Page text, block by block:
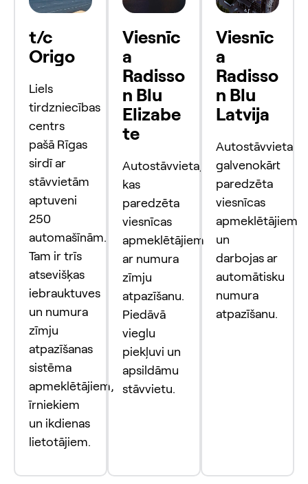
t/c
Origo
Liels
tirdzniecības
centrs
pašā Rīgas
sirdī ar
stāvvietām
aptuveni
250
automašīnām.
Tam ir trīs
atsevišķas
iebrauktuves
un numura
zīmju
atpazīšanas
sistēma
apmeklētājiem,
īrniekiem
un ikdienas
lietotājiem.
Viesnīc
a
Radisso
n Blu
Elizabe
te
Autostāvvieta,
kas
paredzēta
viesnīcas
apmeklētājiem
ar numura
zīmju
atpazīšanu.
Piedāvā
vieglu
piekļuvi un
apsildāmu
stāvvietu.
Viesnīc
a
Radisso
n Blu
Latvija
Autostāvvieta
galvenokārt
paredzēta
viesnīcas
apmeklētājiem
un
darbojas ar
automātisku
numura
atpazīšanu.